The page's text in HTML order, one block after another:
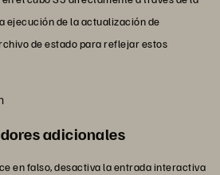
ejecución de la actualización de
de estado para reflejar estos
adicionales
en falso, desactiva la entrada interactiva